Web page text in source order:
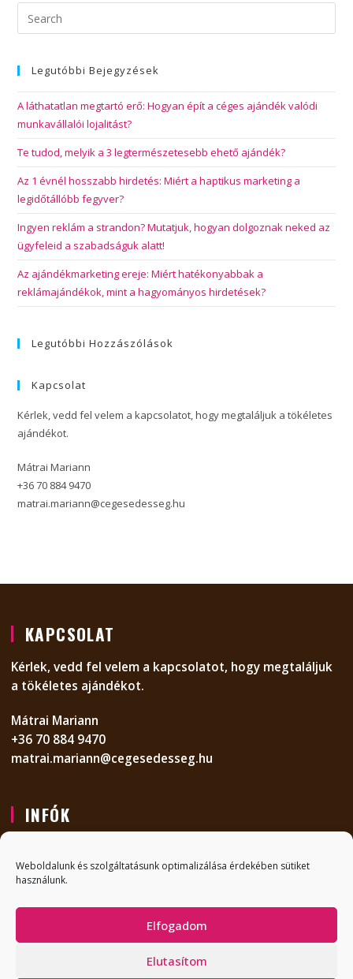
Weboldalunk és szolgáltatásunk optimalizálása érdekében sütiket
használunk.
Elfogadom
Elutasítom
Legutóbbi Bejegyzések
A láthatatlan megtartó erő: Hogyan épít a céges ajándék valódi
munkavállalói lojalitást?
Te tudod, melyik a 3 legtermészetesebb ehető ajándék?
Az 1 évnél hosszabb hirdetés: Miért a haptikus marketing a
legidőtállóbb fegyver?
Ingyen reklám a strandon? Mutatjuk, hogyan dolgoznak neked az
ügyfeleid a szabadságuk alatt!
Az ajándékmarketing ereje: Miért hatékonyabbak a
reklámajándékok, mint a hagyományos hirdetések?
Legutóbbi Hozzászólások
Kapcsolat
Kérlek, vedd fel velem a kapcsolatot, hogy megtaláljuk a tökéletes
ajándékot.
Mátrai Mariann
+36 70 884 9470
matrai.mariann@cegesedesseg.hu
KAPCSOLAT
Kérlek, vedd fel velem a kapcsolatot, hogy megtaláljuk
a tökéletes ajándékot.
Mátrai Mariann
+36 70 884 9470
matrai.mariann@cegesedesseg.hu
INFÓK
GYIK
ADATVÉDELMI NYILATKOZAT
ÁLTALÁNOS SZERZŐDÉSI FELTÉTELEK